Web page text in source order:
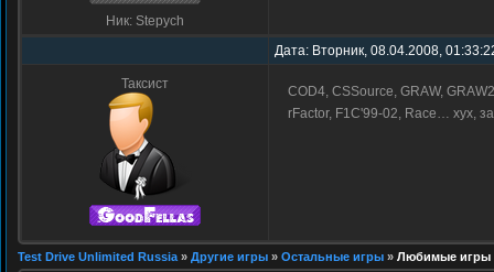
Ник: Stepych
Дата: Вторник, 08.04.2008,
Таксист
COD4, CSSource, GRAW,
rFactor, F1C'99-02, Race… хух,
Test Drive Unlimited Russia » Другие игры » Остальные игры » Любимые игры